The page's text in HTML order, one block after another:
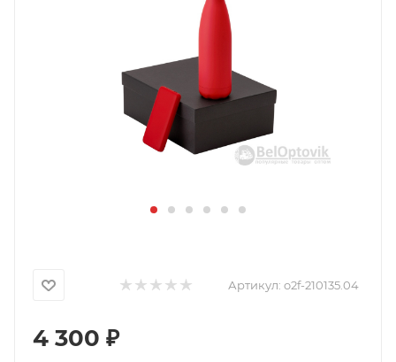
Артикул: o2f-210135.04
4 300 ₽